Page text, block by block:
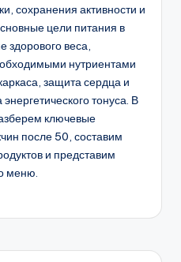
сохранения активности и
цели питания в
здорового веса,
нутриентами
защита сердца и
тонуса. В
ключевые
после 50, составим
и представим
меню.